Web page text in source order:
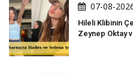
07-08-
Hileli Klibinin
Zeynep Oktay